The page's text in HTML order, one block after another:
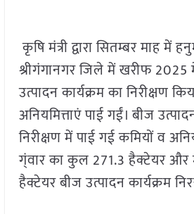
कृषि मंत्री द्वारा सितम्बर माह में
श्रीगंगानगर जिले में खरीफ
उत्पादन कार्यक्रम का निरीक्षण
अनियमित्ताएं पाई गईं। बीज
निरीक्षण में पाई गई कमियों व
ग्ंवार का कुल 271.3 हैक्टेयर
हैक्टेयर बीज उत्पादन कार्यक्रम